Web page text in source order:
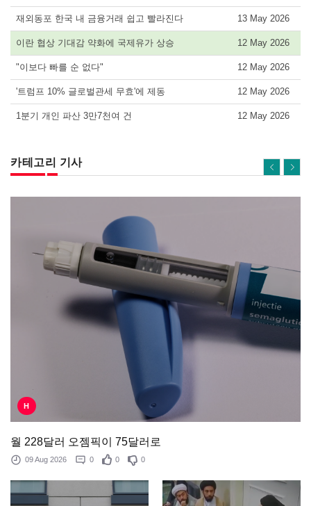
재외동포 한국 내 금융거래 쉽고 빨라진다 13 May 2026
이란 협상 기대감 약화에 국제유가 상승 12 May 2026
"이보다 빠를 순 없다" 12 May 2026
'트럼프 10% 글로벌관세 무효'에 제동 12 May 2026
1분기 개인 파산 3만7천여 건 12 May 2026
카테고리 기사
H
월 228달러 오젬픽이 75달러로
09 Aug 2026 0 0 0